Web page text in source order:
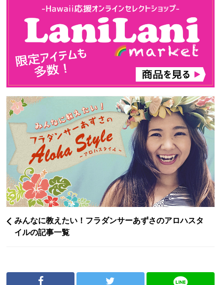
みんなに教えたい！フラダンサーあずさのアロハスタ
イルの記事一覧